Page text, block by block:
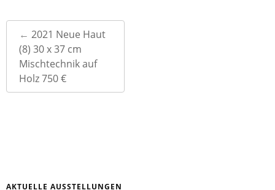
Post
navigation
← 2021 Neue Haut
(8) 30 x 37 cm
Mischtechnik auf
Holz 750 €
AKTUELLE AUSSTELLUNGEN